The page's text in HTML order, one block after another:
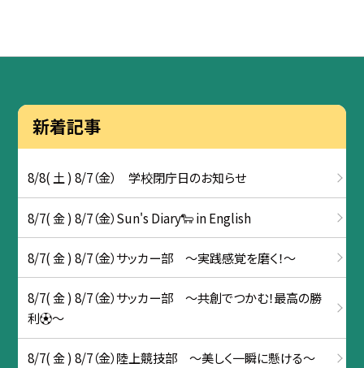
新着記事
8/8( 土 ) 8/7（金） 学校閉庁日のお知らせ
8/7( 金 ) 8/7（金）Sun's Diary🐑 in English
8/7( 金 ) 8/7（金）サッカー部 ～実践感覚を磨く！～
8/7( 金 ) 8/7（金）サッカー部 ～共創でつかむ！最高の勝
利⚽～
8/7( 金 ) 8/7（金）陸上競技部 ～美しく一瞬に懸ける～